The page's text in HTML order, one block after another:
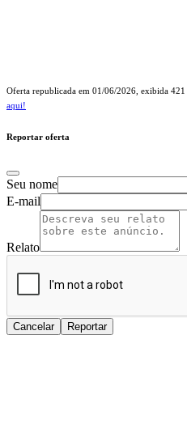
Oferta republicada em 01/06/2026 , exibida 421
aqui!
Reportar oferta
Seu nome
E-mail
Relato
Cancelar Reportar